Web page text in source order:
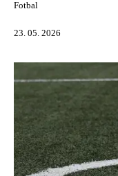
Fotbal
23. 05. 2026